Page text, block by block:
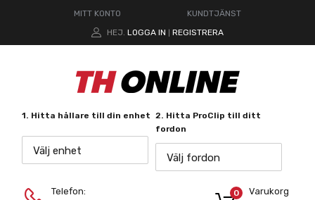
MITT KONTO
KUNDTJÄNST
HEJ. LOGGA IN REGISTRERA
1. Hitta hållare till din enhet
Välj enhet
2. Hitta ProClip till ditt
fordon
Välj fordon
Telefon: Varukorg
0